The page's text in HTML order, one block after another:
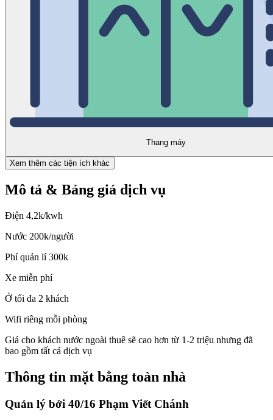
Thang máy
Xem thêm các tiện ích khác
Mô tả & Bảng giá dịch vụ
Điện 4,2k/kwh
Nước 200k/người
Phí quản lí 300k
Xe miễn phí
Ở tối đa 2 khách
Wifi riêng mỗi phòng
Giá cho khách nước ngoài thuê sẽ cao hơn từ 1-2 triệu nhưng đã
bao gồm tất cả dịch vụ
Thông tin mặt bằng toàn nhà
Quản lý bởi 40/16 Phạm Viết Chánh